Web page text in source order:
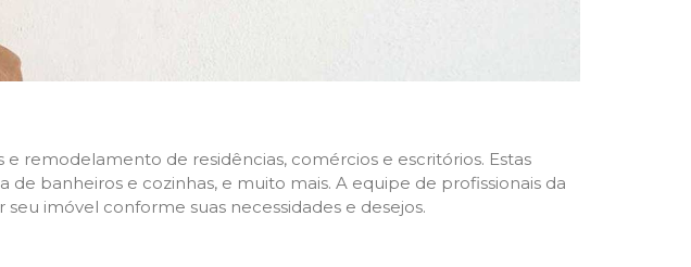
remodelamento de residências, comércios e escritórios. Estas
banheiros e cozinhas, e muito mais. A equipe de profissionais da
imóvel conforme suas necessidades e desejos.